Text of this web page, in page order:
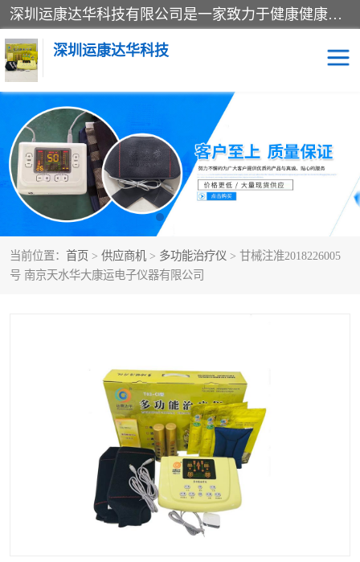
深圳运康达华科技有限公司是一家致力于健康健康产业的现代化企业，已经走过了15个春秋，开创了中医外用发展的新未来，是专业从事中医医疗仪器的研发、生产、销售、服务为一体的子公司，在医疗器械的设计、开发和生产方面率先引进国际先进技术和好的科技人员，先后开发出了场效应治疗仪、多功能治疗仪、颈椎治疗仪、腰椎治疗仪、增效垫等多个系列。
深圳运康达华科技
当前位置： 首页 > 供应商机 > 多功能治疗仪 > 甘械注准2018226005
号 南京天水华大康运电子仪器有限公司
多功能治疗仪 中药提速
中低频治疗仪 脉冲治疗仪
**腺治疗仪